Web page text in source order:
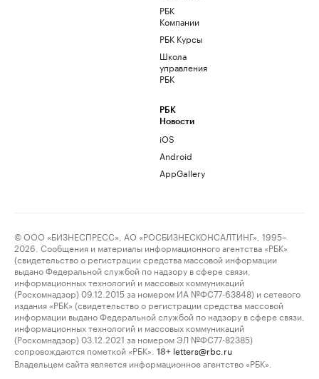
РБК
Компании
РБК Курсы
Школа
управления
РБК
РБК
Новости
iOS
Android
AppGallery
© ООО «БИЗНЕСПРЕСС», АО «РОСБИЗНЕСКОНСАЛТИНГ», 1995–
2026. Сообщения и материалы информационного агентства «РБК»
(свидетельство о регистрации средства массовой информации
выдано Федеральной службой по надзору в сфере связи,
информационных технологий и массовых коммуникаций
(Роскомнадзор) 09.12.2015 за номером ИА №ФС77-63848) и сетевого
издания «РБК» (свидетельство о регистрации средства массовой
информации выдано Федеральной службой по надзору в сфере связи,
информационных технологий и массовых коммуникаций
(Роскомнадзор) 03.12.2021 за номером ЭЛ №ФС77-82385)
сопровождаются пометкой «РБК».
18+ letters@rbc.ru
Владельцем сайта является информационное агентство «РБК».